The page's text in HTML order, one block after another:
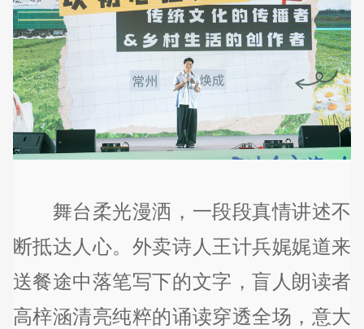
舞台柔光漫洒，一段段真情讲述不
断抵达人心。外卖诗人王计兵娓娓道来
送餐途中落笔写下的文字，盲人朗读者
高梓涵清亮纯粹的诵读穿透全场，意大